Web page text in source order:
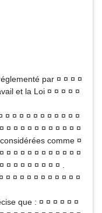
par ¤ ¤ ¤ ¤
et la Loi ¤ ¤ ¤ ¤ ¤
¤ ¤ ¤ ¤ ¤ ¤ ¤ ¤ ¤ ¤ ¤
¤ ¤ ¤ ¤ ¤ ¤ ¤ ¤ ¤ ¤ ¤
comme ¤
¤ ¤ ¤ ¤ ¤ ¤ ¤ ¤ ¤ ¤ ¤
¤ ¤ ¤ ¤ ¤ ¤ ¤ ¤ .
¤ ¤ ¤ ¤ ¤ ¤ ¤ ¤ ¤ ¤ ¤
que : ¤ ¤ ¤ ¤ ¤ ¤